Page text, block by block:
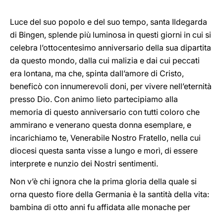
Luce del suo popolo e del suo tempo, santa Ildegarda
di Bingen, splende più luminosa in questi giorni in cui si
celebra l’ottocentesimo anniversario della sua dipartita
da questo mondo, dalla cui malizia e dai cui peccati
era lontana, ma che, spinta dall’amore di Cristo,
beneficò con innumerevoli doni, per vivere nell’eternità
presso Dio. Con animo lieto partecipiamo alla
memoria di questo anniversario con tutti coloro che
ammirano e venerano questa donna esemplare, e
incarichiamo te, Venerabile Nostro Fratello, nella cui
diocesi questa santa visse a lungo e morì, di essere
interprete e nunzio dei Nostri sentimenti.
Non v’è chi ignora che la prima gloria della quale si
orna questo fiore della Germania è la santità della vita:
bambina di otto anni fu affidata alle monache per